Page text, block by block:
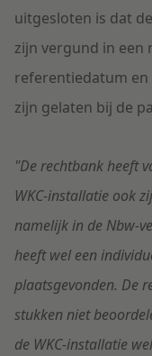
uitgesloten is dat
zijn vergund in een
referentiedatum
zijn gelaten bij de
"De rechtbank heeft
WKC-installatie ook
namelijk in de Nbw-
heeft wel een
plaatsgevonden. De
stukken niet
de WKC-installatie